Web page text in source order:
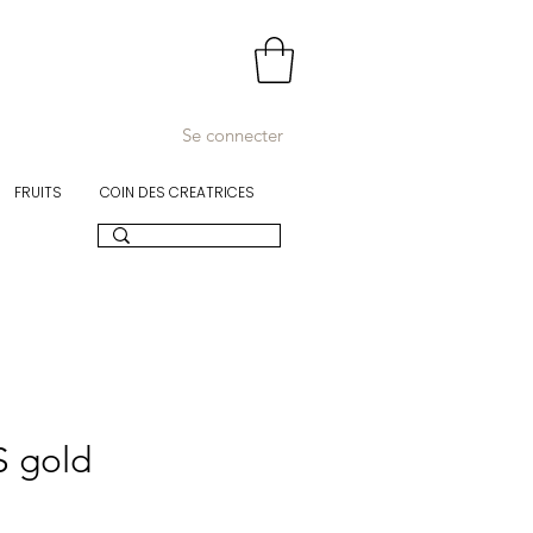
Se connecter
FRUITS COIN DES CREATRICES
gold